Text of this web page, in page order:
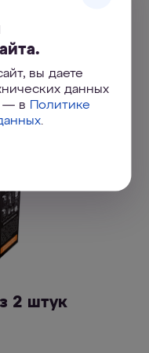
2 штук
2 штук
вы даете
данных
— в Политике